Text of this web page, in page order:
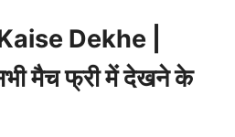
Dekhe |
मैच फ्री में देखने के